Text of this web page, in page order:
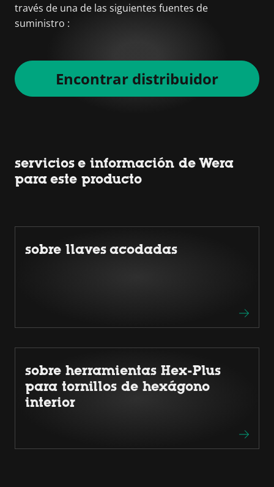
través de una de las siguientes fuentes de
suministro :
Encontrar distribuidor
servicios e información de Wera
para este producto
sobre llaves acodadas
sobre herramientas Hex-Plus
para tornillos de hexágono
interior